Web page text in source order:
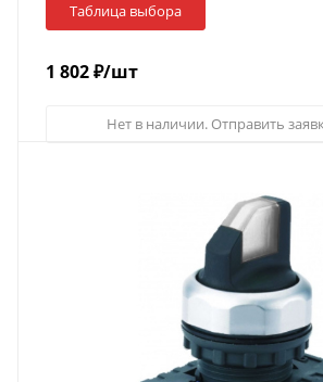
Таблица выбора
1 802₽/шт
Нет в наличии. Отправить